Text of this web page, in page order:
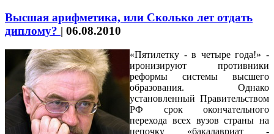
Высшая арифметика, или Сколько лет отдать
диплому? | 06.08.2010
«Пятилетку - в четыре года!» -
иронизируют противники
реформы системы высшего
образования. Однако
установленный Правительством
РФ срок окончательного
перехода всех вузов страны на
цепочку «бакалавриат -